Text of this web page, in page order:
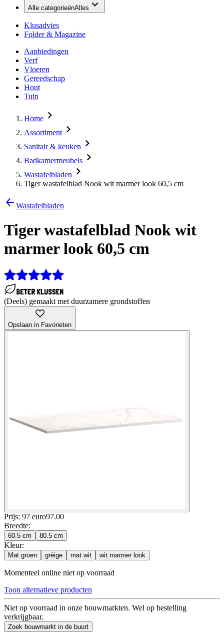
Alle categorieënAlles
Klusadvies
Folder & Magazine
Aanbiedingen
Verf
Vloeren
Gereedschap
Hout
Tuin
Home
Assortiment
Sanitair & keuken
Badkamermeubels
Wastafelbladen
Tiger wastafelblad Nook wit marmer look 60,5 cm
Wastafelbladen
Tiger wastafelblad Nook wit
marmer look 60,5 cm
(Deels) gemaakt met duurzamere grondstoffen
Opslaan in Favorieten
Prijs: 97 euro97.00
Breedte:
60.5 cm 80.5 cm
Kleur:
Mat groen grèige mat wit wit marmer look
Momenteel online niet op voorraad
Toon alternatieve producten
Niet op voorraad in onze bouwmarkten. Wel op bestelling
verkrijgbaar.
Zoek bouwmarkt in de buurt